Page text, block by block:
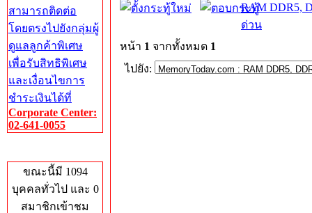
สามารถติดต่อ
โดยตรงไปยังกลุ่มผู้
ดูแลลูกค้าพิเศษ
เพื่อรับสิทธิพิเศษ
และเงื่อนไขการ
ชำระเงินได้ที่
Corporate Center:
02-641-0055
ขณะนี้มี 1094
บุคคลทั่วไป และ 0
สมาชิกเข้าชม
RAM DDR5,
ด่วน
หน้า 1 จากทั้งหมด 1
ไปยัง: